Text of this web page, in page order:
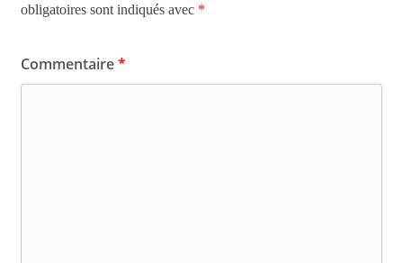
obligatoires sont indiqués avec *
Commentaire*